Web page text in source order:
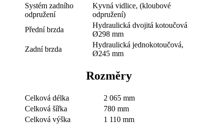
Systém zadního
odpružení
Kyvná vidlice, (kloubové
odpružení)
Přední brzda
Hydraulická dvojitá kotoučová
Ø298 mm
Zadní brzda
Hydraulická jednokotoučová,
Ø245 mm
Rozměry
Celková délka
2 065 mm
Celková šířka
780 mm
Celková výška
1 110 mm